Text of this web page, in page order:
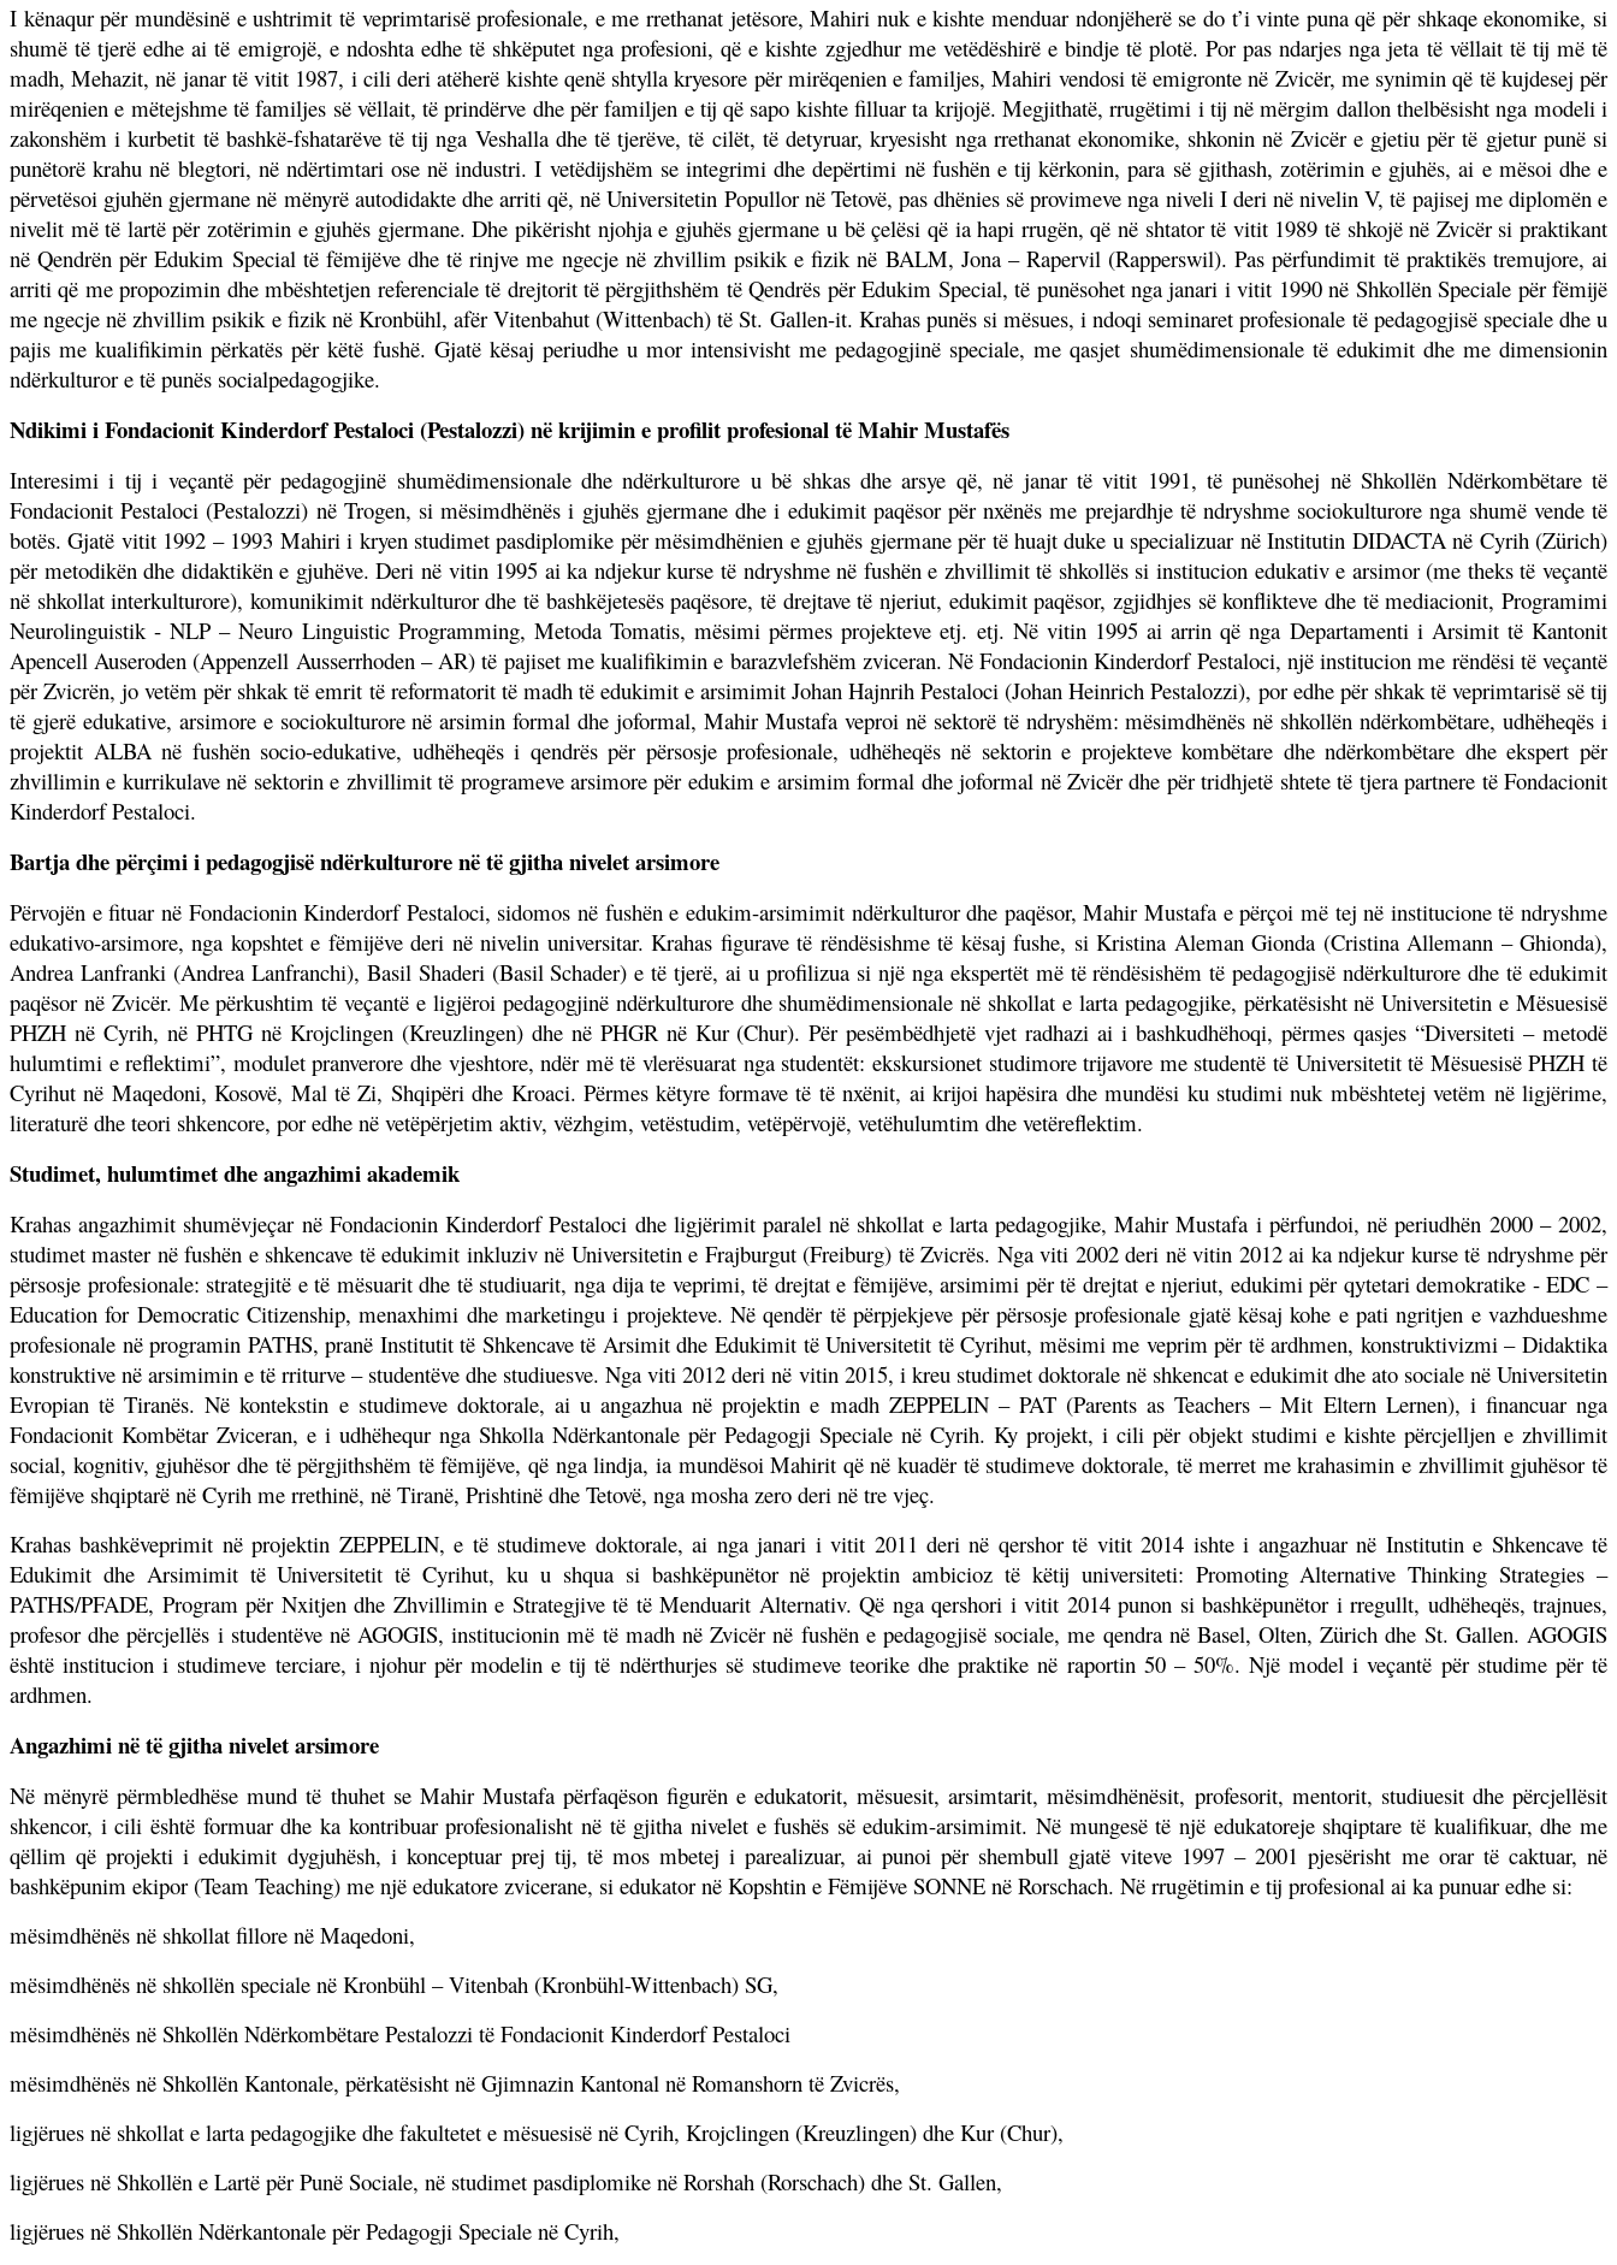
I kënaqur për mundësinë e ushtrimit të veprimtarisë profesionale, e me rrethanat jetësore, Mahiri nuk e kishte menduar ndonjëherë se do t’i vinte puna që për shkaqe ekonomike, si
shumë të tjerë edhe ai të emigrojë, e ndoshta edhe të shkëputet nga profesioni, që e kishte zgjedhur me vetëdëshirë e bindje të plotë. Por pas ndarjes nga jeta të vëllait të tij më të
madh, Mehazit, në janar të vitit 1987, i cili deri atëherë kishte qenë shtylla kryesore për mirëqenien e familjes, Mahiri vendosi të emigronte në Zvicër, me synimin që të kujdesej për
mirëqenien e mëtejshme të familjes së vëllait, të prindërve dhe për familjen e tij që sapo kishte filluar ta krijojë. Megjithatë, rrugëtimi i tij në mërgim dallon thelbësisht nga modeli i
zakonshëm i kurbetit të bashkë-fshatarëve të tij nga Veshalla dhe të tjerëve, të cilët, të detyruar, kryesisht nga rrethanat ekonomike, shkonin në Zvicër e gjetiu për të gjetur punë si
punëtorë krahu në blegtori, në ndërtimtari ose në industri. I vetëdijshëm se integrimi dhe depërtimi në fushën e tij kërkonin, para së gjithash, zotërimin e gjuhës, ai e mësoi dhe e
përvetësoi gjuhën gjermane në mënyrë autodidakte dhe arriti që, në Universitetin Popullor në Tetovë, pas dhënies së provimeve nga niveli I deri në nivelin V, të pajisej me diplomën e
nivelit më të lartë për zotërimin e gjuhës gjermane. Dhe pikërisht njohja e gjuhës gjermane u bë çelësi që ia hapi rrugën, që në shtator të vitit 1989 të shkojë në Zvicër si praktikant
në Qendrën për Edukim Special të fëmijëve dhe të rinjve me ngecje në zhvillim psikik e fizik në BALM, Jona – Rapervil (Rapperswil). Pas përfundimit të praktikës tremujore, ai
arriti që me propozimin dhe mbështetjen referenciale të drejtorit të përgjithshëm të Qendrës për Edukim Special, të punësohet nga janari i vitit 1990 në Shkollën Speciale për fëmijë
me ngecje në zhvillim psikik e fizik në Kronbühl, afër Vitenbahut (Wittenbach) të St. Gallen-it. Krahas punës si mësues, i ndoqi seminaret profesionale të pedagogjisë speciale dhe u
pajis me kualifikimin përkatës për këtë fushë. Gjatë kësaj periudhe u mor intensivisht me pedagogjinë speciale, me qasjet shumëdimensionale të edukimit dhe me dimensionin
ndërkulturor e të punës socialpedagogjike.
Ndikimi i Fondacionit Kinderdorf Pestaloci (Pestalozzi) në krijimin e profilit profesional të Mahir Mustafës
Interesimi i tij i veçantë për pedagogjinë shumëdimensionale dhe ndërkulturore u bë shkas dhe arsye që, në janar të vitit 1991, të punësohej në Shkollën Ndërkombëtare të
Fondacionit Pestaloci (Pestalozzi) në Trogen, si mësimdhënës i gjuhës gjermane dhe i edukimit paqësor për nxënës me prejardhje të ndryshme sociokulturore nga shumë vende të
botës. Gjatë vitit 1992 – 1993 Mahiri i kryen studimet pasdiplomike për mësimdhënien e gjuhës gjermane për të huajt duke u specializuar në Institutin DIDACTA në Cyrih (Zürich)
për metodikën dhe didaktikën e gjuhëve. Deri në vitin 1995 ai ka ndjekur kurse të ndryshme në fushën e zhvillimit të shkollës si institucion edukativ e arsimor (me theks të veçantë
në shkollat interkulturore), komunikimit ndërkulturor dhe të bashkëjetesës paqësore, të drejtave të njeriut, edukimit paqësor, zgjidhjes së konflikteve dhe të mediacionit, Programimi
Neurolinguistik - NLP – Neuro Linguistic Programming, Metoda Tomatis, mësimi përmes projekteve etj. etj. Në vitin 1995 ai arrin që nga Departamenti i Arsimit të Kantonit
Apencell Auseroden (Appenzell Ausserrhoden – AR) të pajiset me kualifikimin e barazvlefshëm zviceran. Në Fondacionin Kinderdorf Pestaloci, një institucion me rëndësi të veçantë
për Zvicrën, jo vetëm për shkak të emrit të reformatorit të madh të edukimit e arsimimit Johan Hajnrih Pestaloci (Johan Heinrich Pestalozzi), por edhe për shkak të veprimtarisë së tij
të gjerë edukative, arsimore e sociokulturore në arsimin formal dhe joformal, Mahir Mustafa veproi në sektorë të ndryshëm: mësimdhënës në shkollën ndërkombëtare, udhëheqës i
projektit ALBA në fushën socio-edukative, udhëheqës i qendrës për përsosje profesionale, udhëheqës në sektorin e projekteve kombëtare dhe ndërkombëtare dhe ekspert për
zhvillimin e kurrikulave në sektorin e zhvillimit të programeve arsimore për edukim e arsimim formal dhe joformal në Zvicër dhe për tridhjetë shtete të tjera partnere të Fondacionit
Kinderdorf Pestaloci.
Bartja dhe përçimi i pedagogjisë ndërkulturore në të gjitha nivelet arsimore
Përvojën e fituar në Fondacionin Kinderdorf Pestaloci, sidomos në fushën e edukim-arsimimit ndërkulturor dhe paqësor, Mahir Mustafa e përçoi më tej në institucione të ndryshme
edukativo-arsimore, nga kopshtet e fëmijëve deri në nivelin universitar. Krahas figurave të rëndësishme të kësaj fushe, si Kristina Aleman Gionda (Cristina Allemann – Ghionda),
Andrea Lanfranki (Andrea Lanfranchi), Basil Shaderi (Basil Schader) e të tjerë, ai u profilizua si një nga ekspertët më të rëndësishëm të pedagogjisë ndërkulturore dhe të edukimit
paqësor në Zvicër. Me përkushtim të veçantë e ligjëroi pedagogjinë ndërkulturore dhe shumëdimensionale në shkollat e larta pedagogjike, përkatësisht në Universitetin e Mësuesisë
PHZH në Cyrih, në PHTG në Krojclingen (Kreuzlingen) dhe në PHGR në Kur (Chur). Për pesëmbëdhjetë vjet radhazi ai i bashkudhëhoqi, përmes qasjes “Diversiteti – metodë
hulumtimi e reflektimi”, modulet pranverore dhe vjeshtore, ndër më të vlerësuarat nga studentët: ekskursionet studimore trijavore me studentë të Universitetit të Mësuesisë PHZH të
Cyrihut në Maqedoni, Kosovë, Mal të Zi, Shqipëri dhe Kroaci. Përmes këtyre formave të të nxënit, ai krijoi hapësira dhe mundësi ku studimi nuk mbështetej vetëm në ligjërime,
literaturë dhe teori shkencore, por edhe në vetëpërjetim aktiv, vëzhgim, vetëstudim, vetëpërvojë, vetëhulumtim dhe vetëreflektim.
Studimet, hulumtimet dhe angazhimi akademik
Krahas angazhimit shumëvjeçar në Fondacionin Kinderdorf Pestaloci dhe ligjërimit paralel në shkollat e larta pedagogjike, Mahir Mustafa i përfundoi, në periudhën 2000 – 2002,
studimet master në fushën e shkencave të edukimit inkluziv në Universitetin e Frajburgut (Freiburg) të Zvicrës. Nga viti 2002 deri në vitin 2012 ai ka ndjekur kurse të ndryshme për
përsosje profesionale: strategjitë e të mësuarit dhe të studiuarit, nga dija te veprimi, të drejtat e fëmijëve, arsimimi për të drejtat e njeriut, edukimi për qytetari demokratike - EDC –
Education for Democratic Citizenship, menaxhimi dhe marketingu i projekteve. Në qendër të përpjekjeve për përsosje profesionale gjatë kësaj kohe e pati ngritjen e vazhdueshme
profesionale në programin PATHS, pranë Institutit të Shkencave të Arsimit dhe Edukimit të Universitetit të Cyrihut, mësimi me veprim për të ardhmen, konstruktivizmi – Didaktika
konstruktive në arsimimin e të rriturve – studentëve dhe studiuesve. Nga viti 2012 deri në vitin 2015, i kreu studimet doktorale në shkencat e edukimit dhe ato sociale në Universitetin
Evropian të Tiranës. Në kontekstin e studimeve doktorale, ai u angazhua në projektin e madh ZEPPELIN – PAT (Parents as Teachers – Mit Eltern Lernen), i financuar nga
Fondacionit Kombëtar Zviceran, e i udhëhequr nga Shkolla Ndërkantonale për Pedagogji Speciale në Cyrih. Ky projekt, i cili për objekt studimi e kishte përcjelljen e zhvillimit
social, kognitiv, gjuhësor dhe të përgjithshëm të fëmijëve, që nga lindja, ia mundësoi Mahirit që në kuadër të studimeve doktorale, të merret me krahasimin e zhvillimit gjuhësor të
fëmijëve shqiptarë në Cyrih me rrethinë, në Tiranë, Prishtinë dhe Tetovë, nga mosha zero deri në tre vjeç.
Krahas bashkëveprimit në projektin ZEPPELIN, e të studimeve doktorale, ai nga janari i vitit 2011 deri në qershor të vitit 2014 ishte i angazhuar në Institutin e Shkencave të
Edukimit dhe Arsimimit të Universitetit të Cyrihut, ku u shqua si bashkëpunëtor në projektin ambicioz të këtij universiteti: Promoting Alternative Thinking Strategies –
PATHS/PFADE, Program për Nxitjen dhe Zhvillimin e Strategjive të të Menduarit Alternativ. Që nga qershori i vitit 2014 punon si bashkëpunëtor i rregullt, udhëheqës, trajnues,
profesor dhe përcjellës i studentëve në AGOGIS, institucionin më të madh në Zvicër në fushën e pedagogjisë sociale, me qendra në Basel, Olten, Zürich dhe St. Gallen. AGOGIS
është institucion i studimeve terciare, i njohur për modelin e tij të ndërthurjes së studimeve teorike dhe praktike në raportin 50 – 50%. Një model i veçantë për studime për të
ardhmen.
Angazhimi në të gjitha nivelet arsimore
Në mënyrë përmbledhëse mund të thuhet se Mahir Mustafa përfaqëson figurën e edukatorit, mësuesit, arsimtarit, mësimdhënësit, profesorit, mentorit, studiuesit dhe përcjellësit
shkencor, i cili është formuar dhe ka kontribuar profesionalisht në të gjitha nivelet e fushës së edukim-arsimimit. Në mungesë të një edukatoreje shqiptare të kualifikuar, dhe me
qëllim që projekti i edukimit dygjuhësh, i konceptuar prej tij, të mos mbetej i parealizuar, ai punoi për shembull gjatë viteve 1997 – 2001 pjesërisht me orar të caktuar, në
bashkëpunim ekipor (Team Teaching) me një edukatore zvicerane, si edukator në Kopshtin e Fëmijëve SONNE në Rorschach. Në rrugëtimin e tij profesional ai ka punuar edhe si:
mësimdhënës në shkollat fillore në Maqedoni,
mësimdhënës në shkollën speciale në Kronbühl – Vitenbah (Kronbühl-Wittenbach) SG,
mësimdhënës në Shkollën Ndërkombëtare Pestalozzi të Fondacionit Kinderdorf Pestaloci
mësimdhënës në Shkollën Kantonale, përkatësisht në Gjimnazin Kantonal në Romanshorn të Zvicrës,
ligjërues në shkollat e larta pedagogjike dhe fakultetet e mësuesisë në Cyrih, Krojclingen (Kreuzlingen) dhe Kur (Chur),
ligjërues në Shkollën e Lartë për Punë Sociale, në studimet pasdiplomike në Rorshah (Rorschach) dhe St. Gallen,
ligjërues në Shkollën Ndërkantonale për Pedagogji Speciale në Cyrih,